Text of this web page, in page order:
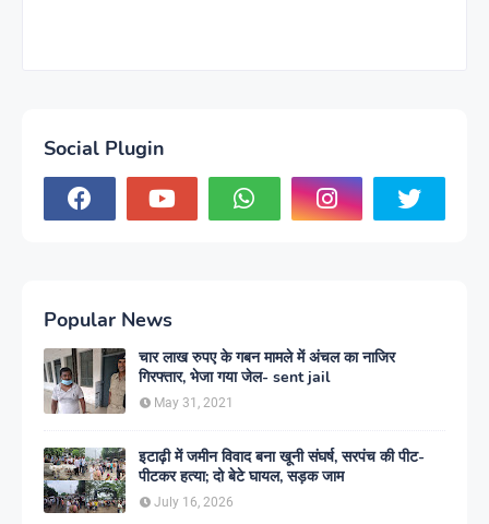
Social Plugin
Popular News
चार लाख रुपए के गबन मामले में अंचल का नाजिर
गिरफ्तार, भेजा गया जेल- sent jail
May 31, 2021
इटाढ़ी में जमीन विवाद बना खूनी संघर्ष, सरपंच की पीट-
पीटकर हत्या; दो बेटे घायल, सड़क जाम
July 16, 2026